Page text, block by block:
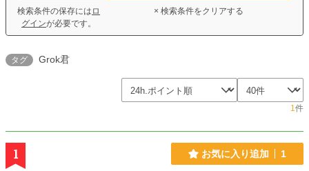
検索条件の保存には ロ
グインが必要です。
× 検索条件をクリアする
タグ Grok君
1件
1 お気に入り追加 1